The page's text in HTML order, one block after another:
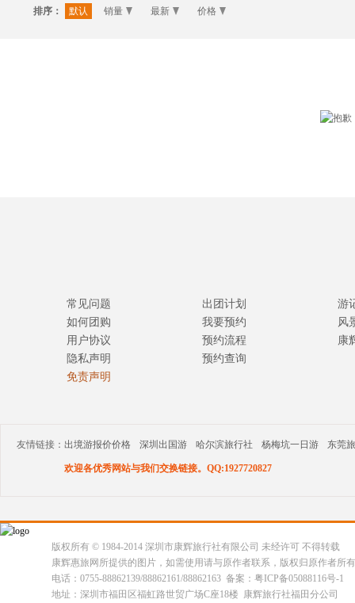
排序：
默认 销量 最新 价格
常见问题
如何团购
用户协议
隐私声明
免责声明
出团计划
我要预约
预约流程
预约查询
游
风
康
友情链接： 出境游报价价格 深圳出国游 哈尔滨旅行社 杨梅坑一日游 东莞
欢迎各优秀网站与我们交换链接。QQ:1927720827
版权所有 © 1984-2014 深圳市康辉旅行社有限公司 未经许可 不得转载
康辉惠旅网所提供的图片，如需使用请与原作者联系，版权归原作者所
电话：0755-88862139/88862161/88862163 备案：粤ICP备05088116号-1
地址：深圳市福田区福虹路世贸广场C座18楼 康辉旅行社福田分公司